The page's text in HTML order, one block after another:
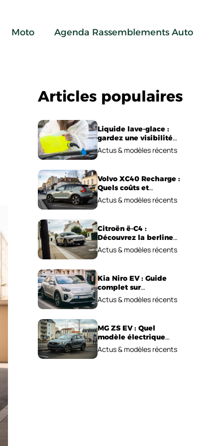
Moto Agenda Rassemblements Auto
Articles populaires
Liquide lave-glace :
gardez une visibilité
parfaite en voiture
Actus & modèles récents
Volvo XC40 Recharge :
Quels coûts et
performances
électriques ?
Actus & modèles récents
Citroën ë-C4 :
Découvrez la berline
électrique
emblématique!
Actus & modèles récents
Kia Niro EV : Guide
complet sur
l’autonomie et le prix !
Actus & modèles récents
MG ZS EV : Quel
modèle électrique
choisir pour 2026 ?
Actus & modèles récents